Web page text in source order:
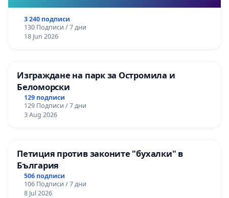
3 240 подписи
130 Подписи / 7 дни
18 Jun 2026
Изграждане на парк за Остромила и
Беломорски
129 подписи
129 Подписи / 7 дни
3 Aug 2026
Петиция против законите "бухалки" в
България
506 подписи
106 Подписи / 7 дни
8 Jul 2026